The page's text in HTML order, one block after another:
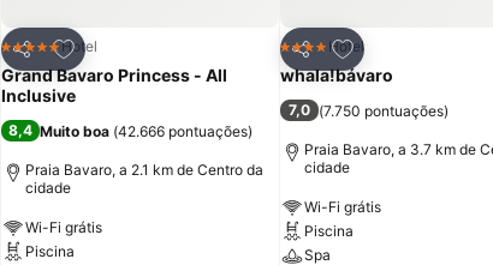
Partilhar
Adicionar aos favoritos
5 EstrelasHotel
Grand Bavaro Princess - All
Inclusive
8,4 Muito boa (42.666 pontuações)
Praia Bavaro, a 2.1 km de Centro da
cidade
Wi-Fi grátis
Piscina
Partilhar
Adicionar aos
4 EstrelasHotel
whala!bávaro
7,0 (7.750 pontuações)
Praia Bavaro, a 3.7 km de
cidade
Wi-Fi grátis
Piscina
Spa